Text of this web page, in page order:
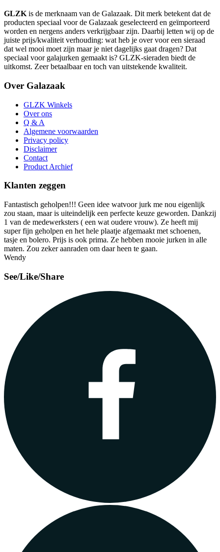
GLZK is de merknaam van de Galazaak. Dit merk betekent dat de
producten speciaal voor de Galazaak geselecteerd en geïmporteerd
worden en nergens anders verkrijgbaar zijn. Daarbij letten wij op de
juiste prijs/kwaliteit verhouding: wat heb je over voor een sieraad
dat wel mooi moet zijn maar je niet dagelijks gaat dragen? Dat
speciaal voor galajurken gemaakt is? GLZK-sieraden biedt de
uitkomst. Zeer betaalbaar en toch van uitstekende kwaliteit.
Over Galazaak
GLZK Winkels
Over ons
Q & A
Algemene voorwaarden
Privacy policy
Disclaimer
Contact
Product Archief
Klanten zeggen
Fantastisch geholpen!!! Geen idee watvoor jurk me nou eigenlijk
zou staan, maar is uiteindelijk een perfecte keuze geworden. Dankzij
1 van de medewerksters ( een wat oudere vrouw). Ze heeft mij
super fijn geholpen en het hele plaatje afgemaakt met schoenen,
tasje en bolero. Prijs is ook prima. Ze hebben mooie jurken in alle
maten. Zou zeker aanraden om daar heen te gaan.
Wendy
See/Like/Share